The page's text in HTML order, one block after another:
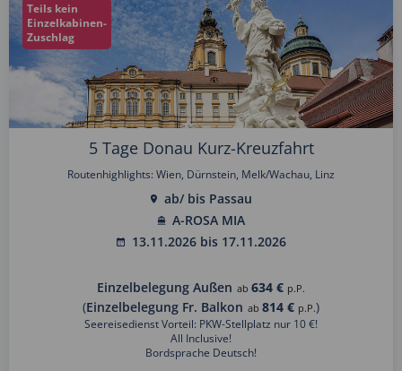
Teils kein
Einzelkabinen-
Zuschlag
5 Tage Donau Kurz-Kreuzfahrt
Routenhighlights: Wien, Dürnstein, Melk/Wachau, Linz
ab/ bis Passau
A-ROSA MIA
13.11.2026 bis 17.11.2026
Einzelbelegung Außen ab 634 € p.P.
(Einzelbelegung Fr. Balkon ab 814 € p.P.)
Seereisedienst Vorteil: PKW-Stellplatz nur 10 €!
All Inclusive!
Bordsprache Deutsch!